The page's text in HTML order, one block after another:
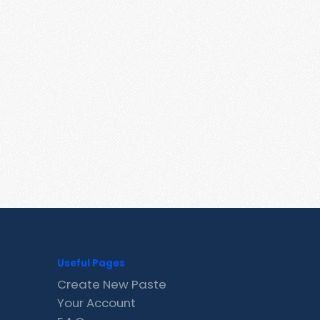
Useful Pages
Create New Paste
Your Account